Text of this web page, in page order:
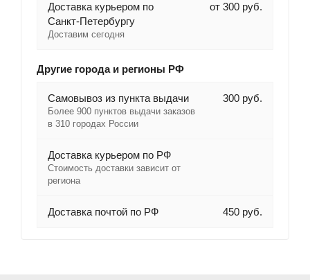
Доставка курьером по
Санкт-Петербургу
Доставим сегодня
от 300 руб.
Другие города и регионы РФ
Самовывоз из пункта выдачи
Более 900 пунктов выдачи заказов
в 310 городах России
300 руб.
Доставка курьером по РФ
Стоимость доставки зависит от
региона
Доставка почтой по РФ 450 руб.